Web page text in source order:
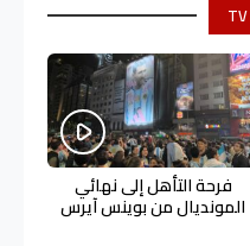
فرحة التأهل إلى نهائي
المونديال من بوينس آيرس